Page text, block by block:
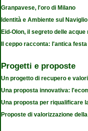
Granpavese, l'oro di Milano
Identità e Ambiente sul
Eid-Olon, il segreto delle
Il ceppo racconta: l'antica
Progetti e proposte
Un progetto di recupero e
Una proposta innovativa:
Una proposta per riqualificare
Proposte di valorizzazione